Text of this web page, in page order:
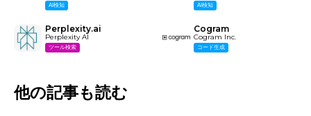
AI検知 AI検知
Perplexity.ai
Perplexity AI
ツール検索
Cogram
Cogram Inc.
コード生成
他の記事も読む